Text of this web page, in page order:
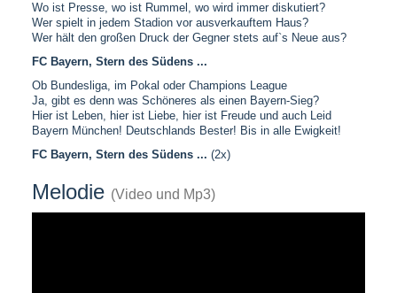
Wo ist Presse, wo ist Rummel, wo wird immer diskutiert?
Wer spielt in jedem Stadion vor ausverkauftem Haus?
Wer hält den großen Druck der Gegner stets auf`s Neue aus?
FC Bayern, Stern des Südens ...
Ob Bundesliga, im Pokal oder Champions League
Ja, gibt es denn was Schöneres als einen Bayern-Sieg?
Hier ist Leben, hier ist Liebe, hier ist Freude und auch Leid
Bayern München! Deutschlands Bester! Bis in alle Ewigkeit!
FC Bayern, Stern des Südens ... (2x)
Melodie (Video und Mp3)